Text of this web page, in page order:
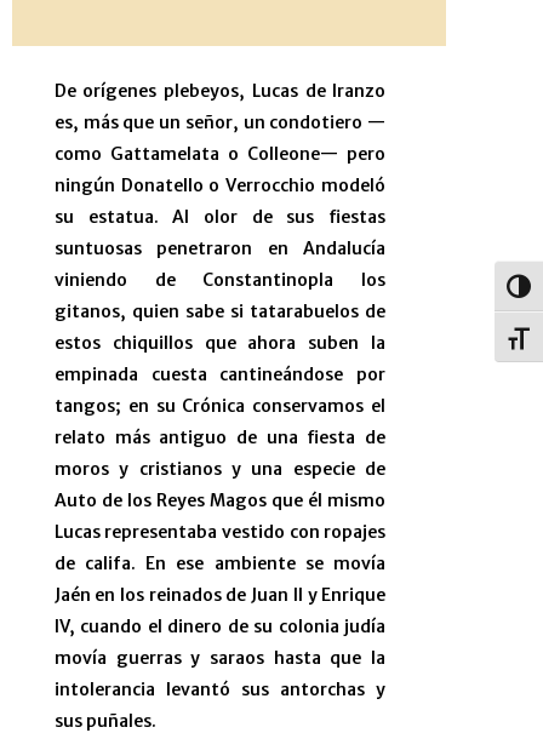
De orígenes plebeyos, Lucas de Iranzo
es, más que un señor, un condotiero —
como Gattamelata o Colleone— pero
ningún Donatello o Verrocchio modeló
su estatua. Al olor de sus fiestas
suntuosas penetraron en Andalucía
viniendo de Constantinopla los
gitanos, quien sabe si tatarabuelos de
estos chiquillos que ahora suben la
empinada cuesta cantineándose por
tangos; en su Crónica conservamos el
relato más antiguo de una fiesta de
moros y cristianos y una especie de
Auto de los Reyes Magos que él mismo
Lucas representaba vestido con ropajes
de califa. En ese ambiente se movía
Jaén en los reinados de Juan II y Enrique
IV, cuando el dinero de su colonia judía
movía guerras y saraos hasta que la
intolerancia levantó sus antorchas y
sus puñales.